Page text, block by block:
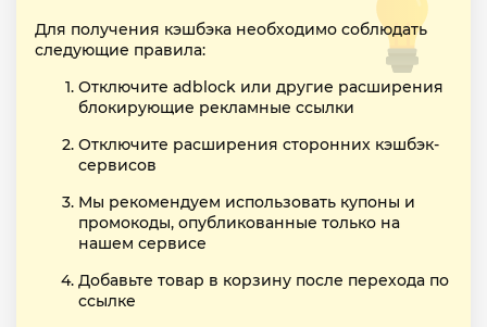
Для получения кэшбэка необходимо соблюдать
следующие правила:
Отключите adblock или другие расширения
блокирующие рекламные ссылки
Отключите расширения сторонних кэшбэк-
сервисов
Мы рекомендуем использовать купоны и
промокоды, опубликованные только на
нашем сервисе
Добавьте товар в корзину после перехода по
ссылке